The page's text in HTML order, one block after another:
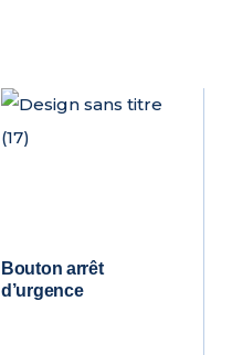
Bouton arrêt
d’urgence